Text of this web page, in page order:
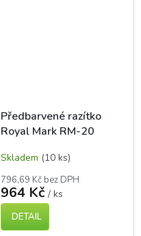
Předbarvené razítko
Royal Mark RM-20
Skladem (10 ks)
796,69 Kč bez DPH
964 Kč / ks
DETAIL